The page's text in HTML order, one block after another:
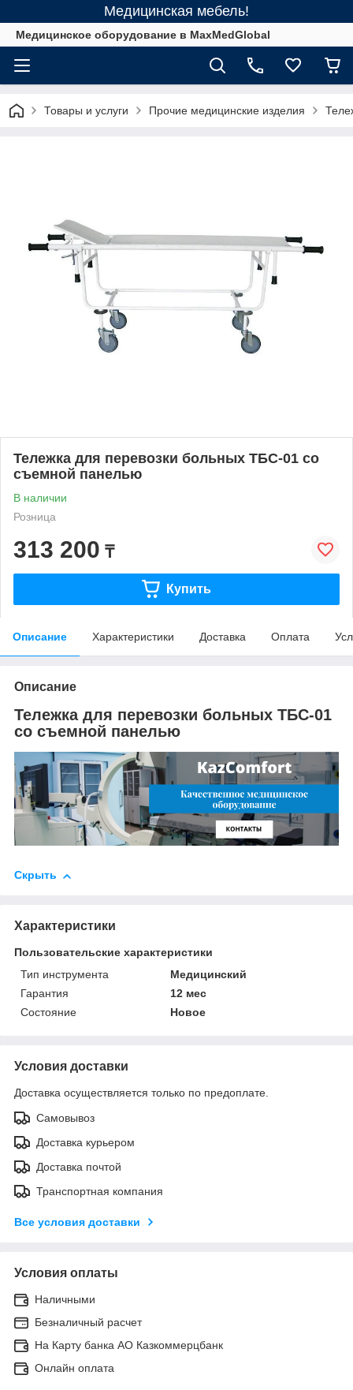
Медицинская мебель!
Медицинское оборудование в MaxMedGlobal
Товары и услуги Прочие медицинские изделия
Тележка для перевозки больных ТБС-01 со
съемной панелью
В наличии
Розница
313 200 ₸
Купить
Описание Характеристики Доставка Оплата
Описание
Тележка для перевозки больных ТБС-01
со съемной панелью
Скрыть
Характеристики
Пользовательские характеристики
Тип инструмента
Медицинский
Гарантия
12 мес
Состояние
Новое
Условия доставки
Доставка осуществляется только по предоплате.
Самовывоз
Доставка курьером
Доставка почтой
Транспортная компания
Все условия доставки
Условия оплаты
Наличными
Безналичный расчет
На Карту банка АО Казкоммерцбанк
Онлайн оплата